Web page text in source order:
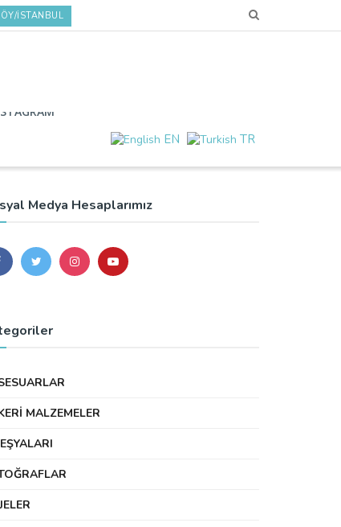
İSTANBUL
EN TR
Medya Hesaplarımız
MALZEMELER